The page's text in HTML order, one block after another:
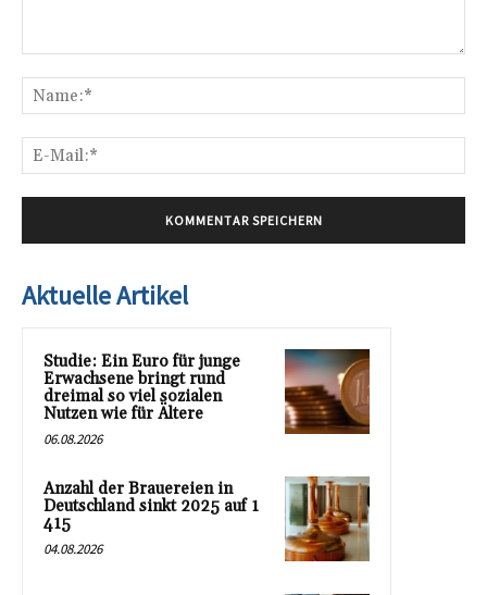
Aktuelle Artikel
Studie: Ein Euro für junge
Erwachsene bringt rund
dreimal so viel sozialen
Nutzen wie für Ältere
06.08.2026
Anzahl der Brauereien in
Deutschland sinkt 2025 auf 1
415
04.08.2026